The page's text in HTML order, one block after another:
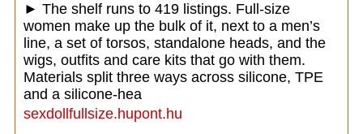
► The shelf runs to 419 listings. Full-size
women make up the bulk of it, next to a men’s
line, a set of torsos, standalone heads, and the
wigs, outfits and care kits that go with them.
Materials split three ways across silicone, TPE
and a silicone-hea
sexdollfullsize.hupont.hu